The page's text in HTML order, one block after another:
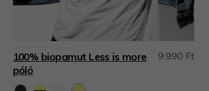
100% biopamut Less is more
póló
9.990 Ft